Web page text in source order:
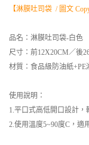
【淋膜吐司袋 / 圖文
品名：淋膜吐司袋-白色
尺寸：前12X20CM／後
材質：食品級防油紙+PE
使用說明：
1.平口式高低開口設計，
2.使用溫度5~90度C，適